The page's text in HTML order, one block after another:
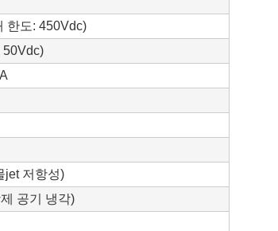
한도: 450Vdc)
50Vdc)
jet 저항성)
공기 냉각)